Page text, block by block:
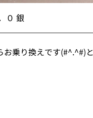
０ 銀
お乗り換えです(#^.^#)